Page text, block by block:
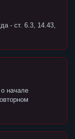
- ст. 6.3, 14.43,
начале